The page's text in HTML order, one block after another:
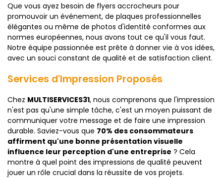
Que vous ayez besoin de flyers accrocheurs pour
promouvoir un événement, de plaques professionnelles
élégantes ou même de photos d'identité conformes aux
normes européennes, nous avons tout ce qu'il vous faut.
Notre équipe passionnée est prête à donner vie à vos idées,
avec un souci constant de qualité et de satisfaction client.
Services d'Impression Proposés
Chez MULTISERVICES31, nous comprenons que l'impression
n'est pas qu'une simple tâche, c'est un moyen puissant de
communiquer votre message et de faire une impression
durable. Saviez-vous que 70% des consommateurs
affirment qu'une bonne présentation visuelle
influence leur perception d'une entreprise ? Cela
montre à quel point des impressions de qualité peuvent
jouer un rôle crucial dans la réussite de vos projets.